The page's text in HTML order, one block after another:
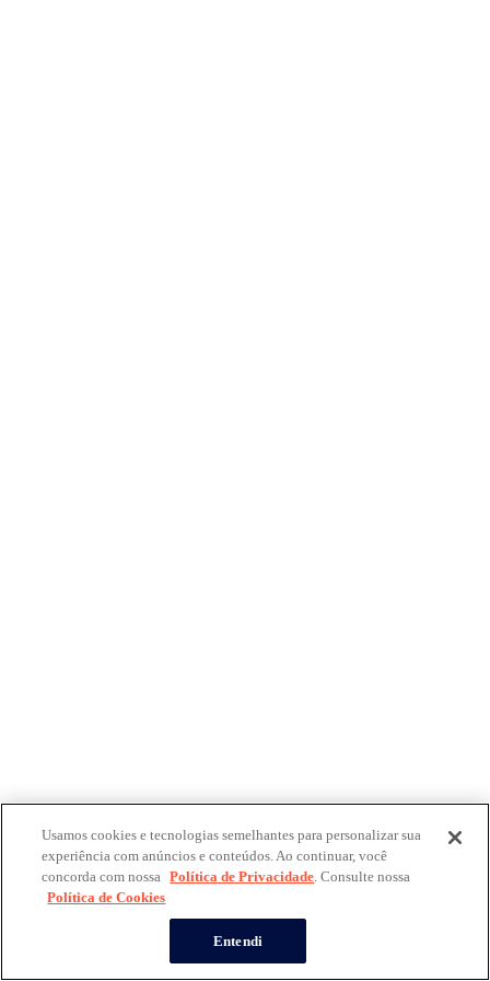
Usamos cookies e tecnologias semelhantes para personalizar sua
experiência com anúncios e conteúdos. Ao continuar, você
concorda com nossa Política de Privacidade. Consulte nossa
Política de Cookies
Entendi